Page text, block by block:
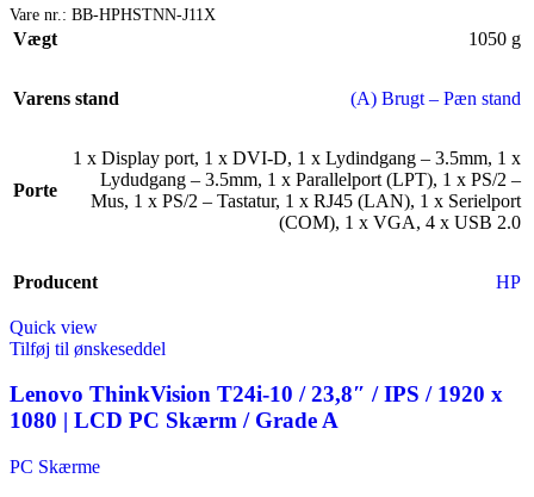
Vare nr.: BB-HPHSTNN-J11X
Vægt 1050 g
Varens stand (A) Brugt – Pæn stand
Porte
1 x Display port, 1 x DVI-D, 1 x Lydindgang – 3.5mm, 1 x
Lydudgang – 3.5mm, 1 x Parallelport (LPT), 1 x PS/2 –
Mus, 1 x PS/2 – Tastatur, 1 x RJ45 (LAN), 1 x Serielport
(COM), 1 x VGA, 4 x USB 2.0
Producent HP
Quick view
Tilføj til ønskeseddel
Lenovo ThinkVision T24i-10 / 23,8″ / IPS / 1920 x
1080 | LCD PC Skærm / Grade A
PC Skærme